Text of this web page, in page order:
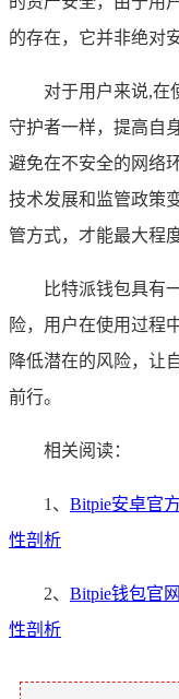
的存在，它并非绝对
对于用户来说,在
守护者一样，提高自
避免在不安全的网络
技术发展和监管政策
管方式，才能最大程
比特派钱包具有
险，用户在使用过程
降低潜在的风险，让
前行。
相关阅读：
1、 Bitpie安卓官
性剖析
2、 Bitpie钱包官
性剖析